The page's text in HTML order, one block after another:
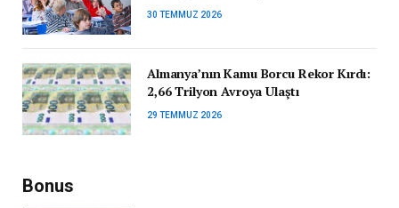
30 TEMMUZ 2026
Almanya’nın Kamu Borcu Rekor Kırdı:
2,66 Trilyon Avroya Ulaştı
29 TEMMUZ 2026
Bonus